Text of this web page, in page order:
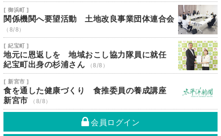
[ 御浜町 ]
関係機関へ要望活動 土地改良事業団体連合会
（8/8）
[ 紀宝町 ]
地元に恩返しを 地域おこし協力隊員に就任
紀宝町出身の杉浦さん
（8/8）
[ 新宮市 ]
食を通した健康づくり 食推委員の養成講座
新宮市
（8/8）
会員ログイン